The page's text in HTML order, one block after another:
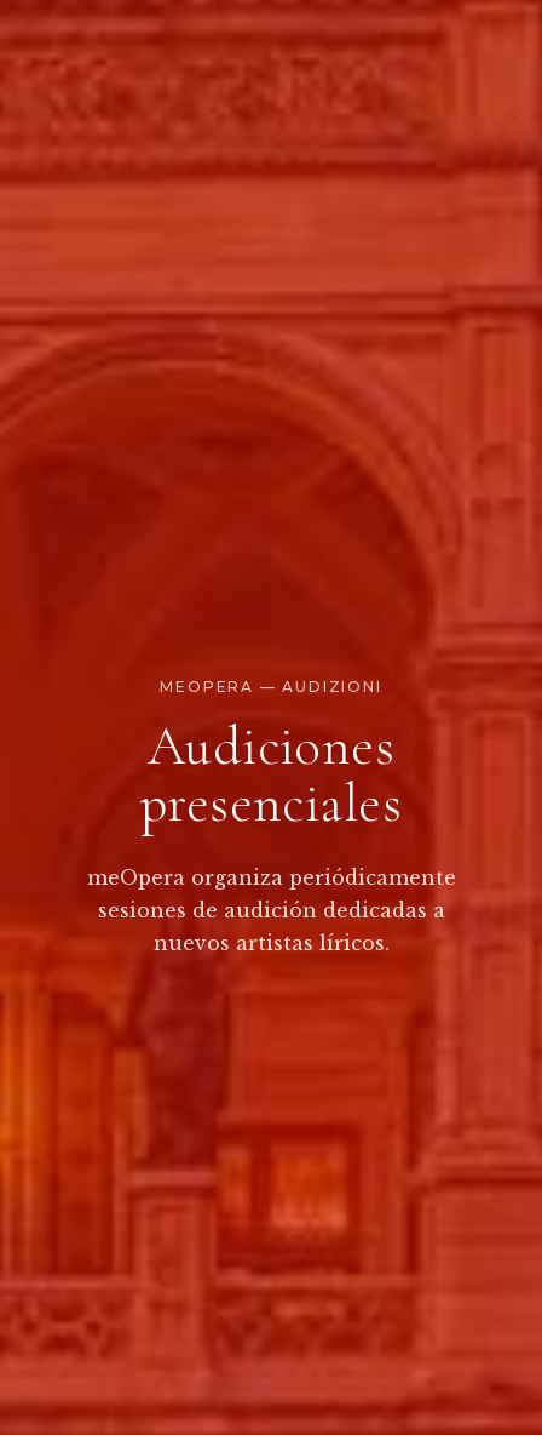
MEOPERA — AUDIZIONI
Audiciones
presenciales
meOpera organiza periódicamente
sesiones de audición dedicadas a
nuevos artistas líricos.